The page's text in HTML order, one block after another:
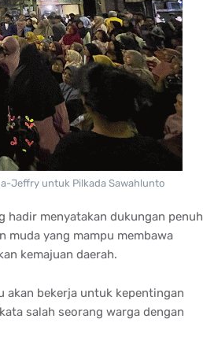
Jeffry untuk Pilkada Sawahlunto
hadir menyatakan dukungan penuh
muda yang mampu membawa
kemajuan daerah.
akan bekerja untuk kepentingan
salah seorang warga dengan